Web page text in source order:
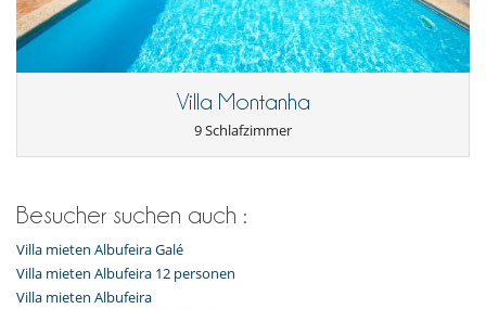
Villa Montanha
9 Schlafzimmer
Besucher suchen auch :
Villa mieten Albufeira Galé
Villa mieten Albufeira 12 personen
Villa mieten Albufeira